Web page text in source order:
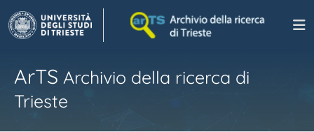
ArTS Archivio della ricerca di
Trieste